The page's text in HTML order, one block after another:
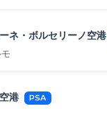
ネ・ボルセリーノ空港
港 PSA